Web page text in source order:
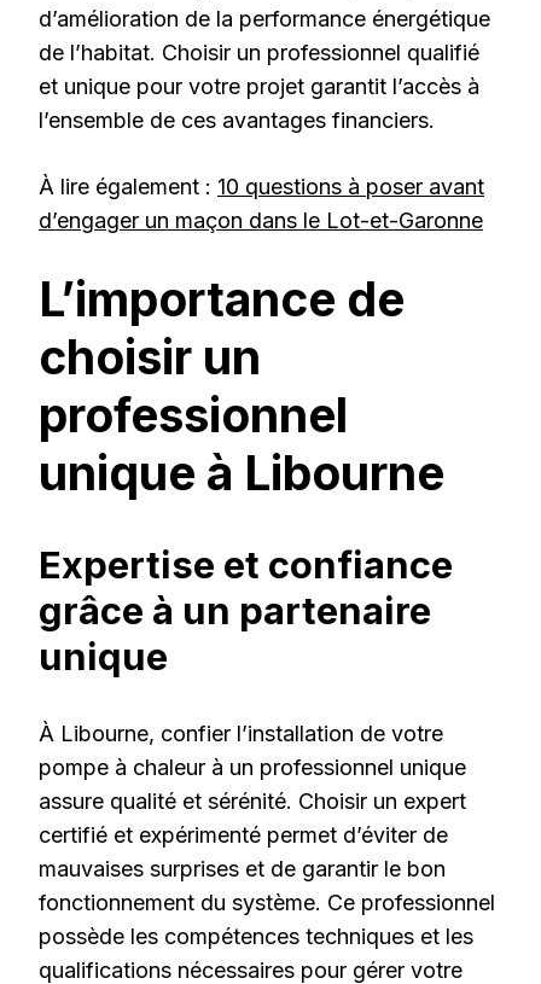
d’amélioration de la performance énergétique
de l’habitat. Choisir un professionnel qualifié
et unique pour votre projet garantit l’accès à
l’ensemble de ces avantages financiers.
À lire également : 10 questions à poser avant
d’engager un maçon dans le Lot-et-Garonne
L’importance de
choisir un
professionnel
unique à Libourne
Expertise et confiance
grâce à un partenaire
unique
À Libourne, confier l’installation de votre
pompe à chaleur à un professionnel unique
assure qualité et sérénité. Choisir un expert
certifié et expérimenté permet d’éviter de
mauvaises surprises et de garantir le bon
fonctionnement du système. Ce professionnel
possède les compétences techniques et les
qualifications nécessaires pour gérer votre